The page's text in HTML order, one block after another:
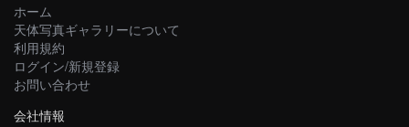
ホーム
天体写真ギャラリーについて
利用規約
ログイン/新規登録
お問い合わせ
会社情報